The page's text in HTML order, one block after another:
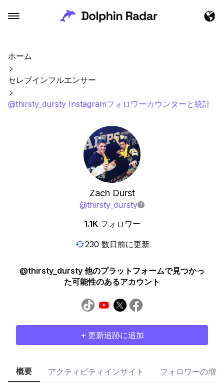
ホーム
セレブインフルエンサー
@thirsty_dursty Instagramフォロワーカウンターと統計
Zach Durst
@thirsty_dursty
1.1K フォロワー
230 数日前に更新
@thirsty_dursty 他のプラットフォームで見つかっ
た可能性のあるアカウント
+ 更新追跡に追加
概要 アクティビティインサイト フォロワーの増加